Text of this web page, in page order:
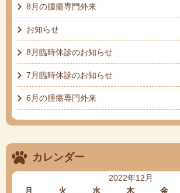
8月の腫瘍専門外来
お知らせ
8月臨時休診のお知らせ
7月臨時休診のお知らせ
6月の腫瘍専門外来
カレンダー
2022年12月
月
火 水 木 金